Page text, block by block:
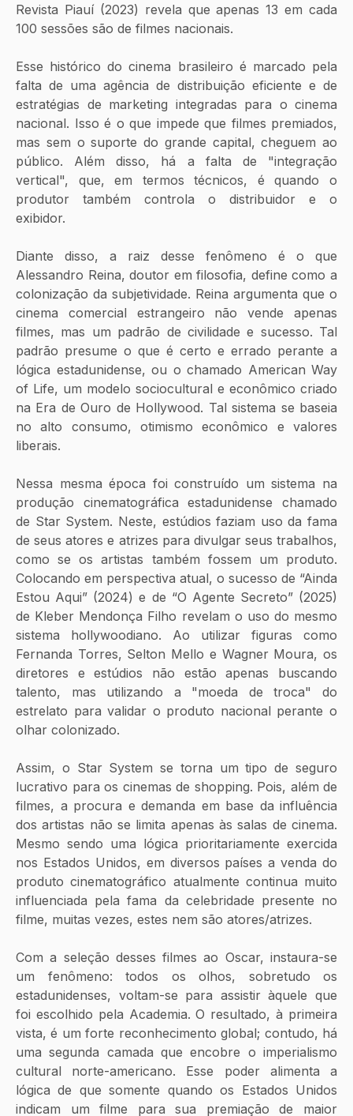
Revista Piauí (2023) revela que apenas 13 em cada
100 sessões são de filmes nacionais.
Esse histórico do cinema brasileiro é marcado pela
falta de uma agência de distribuição eficiente e de
estratégias de marketing integradas para o cinema
nacional. Isso é o que impede que filmes premiados,
mas sem o suporte do grande capital, cheguem ao
público. Além disso, há a falta de "integração
vertical", que, em termos técnicos, é quando o
produtor também controla o distribuidor e o
exibidor.
Diante disso, a raiz desse fenômeno é o que
Alessandro Reina, doutor em filosofia, define como a
colonização da subjetividade. Reina argumenta que o
cinema comercial estrangeiro não vende apenas
filmes, mas um padrão de civilidade e sucesso. Tal
padrão presume o que é certo e errado perante a
lógica estadunidense, ou o chamado American Way
of Life, um modelo sociocultural e econômico criado
na Era de Ouro de Hollywood. Tal sistema se baseia
no alto consumo, otimismo econômico e valores
liberais.
Nessa mesma época foi construído um sistema na
produção cinematográfica estadunidense chamado
de Star System. Neste, estúdios faziam uso da fama
de seus atores e atrizes para divulgar seus trabalhos,
como se os artistas também fossem um produto.
Colocando em perspectiva atual, o sucesso de “Ainda
Estou Aqui” (2024) e de “O Agente Secreto” (2025)
de Kleber Mendonça Filho revelam o uso do mesmo
sistema hollywoodiano. Ao utilizar figuras como
Fernanda Torres, Selton Mello e Wagner Moura, os
diretores e estúdios não estão apenas buscando
talento, mas utilizando a "moeda de troca" do
estrelato para validar o produto nacional perante o
olhar colonizado.
Assim, o Star System se torna um tipo de seguro
lucrativo para os cinemas de shopping. Pois, além de
filmes, a procura e demanda em base da influência
dos artistas não se limita apenas às salas de cinema.
Mesmo sendo uma lógica prioritariamente exercida
nos Estados Unidos, em diversos países a venda do
produto cinematográfico atualmente continua muito
influenciada pela fama da celebridade presente no
filme, muitas vezes, estes nem são atores/atrizes.
Com a seleção desses filmes ao Oscar, instaura-se
um fenômeno: todos os olhos, sobretudo os
estadunidenses, voltam-se para assistir àquele que
foi escolhido pela Academia. O resultado, à primeira
vista, é um forte reconhecimento global; contudo, há
uma segunda camada que encobre o imperialismo
cultural norte-americano. Esse poder alimenta a
lógica de que somente quando os Estados Unidos
indicam um filme para sua premiação de maior